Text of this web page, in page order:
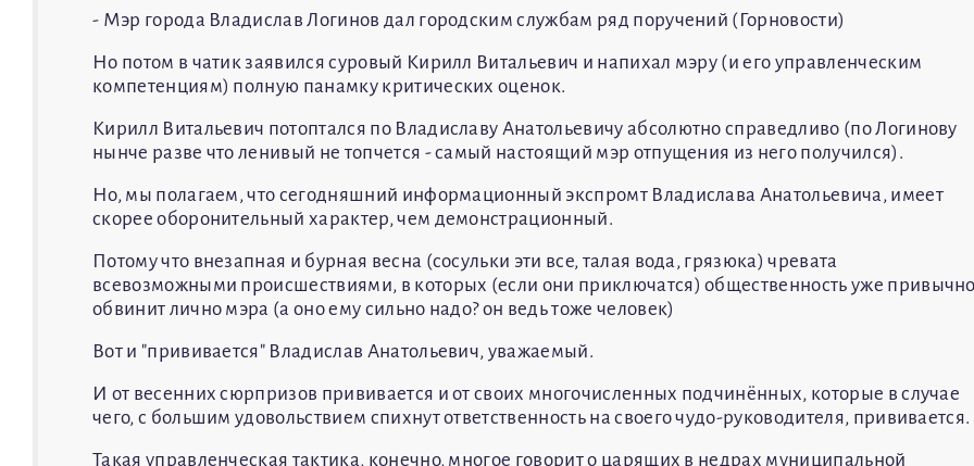
- Мэр города Владислав Логинов дал городским службам ряд поручений (Горновости)
Но потом в чатик заявился суровый Кирилл Витальевич и напихал мэру (и его управленческим
компетенциям) полную панамку критических оценок.
Кирилл Витальевич потоптался по Владиславу Анатольевичу абсолютно справедливо (по Логинову
нынче разве что ленивый не топчется - самый настоящий мэр отпущения из него получился).
Но, мы полагаем, что сегодняшний информационный экспромт Владислава Анатольевича, имеет
скорее оборонительный характер, чем демонстрационный.
Потому что внезапная и бурная весна (сосульки эти все, талая вода, грязюка) чревата
всевозможными происшествиями, в которых (если они приключатся) общественность уже
обвинит лично мэра (а оно ему сильно надо? он ведь тоже человек)
Вот и "прививается" Владислав Анатольевич, уважаемый.
И от весенних сюрпризов прививается и от своих многочисленных подчинённых, которые в случае
чего, с большим удовольствием спихнут ответственность на своего чудо-руководителя, прививается.
Такая управленческая тактика, конечно, многое говорит о царящих в недрах муниципальной